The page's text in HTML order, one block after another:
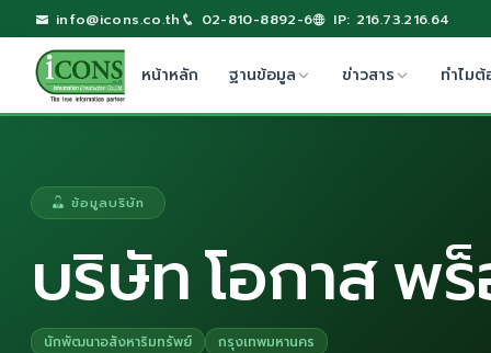
info@icons.co.th 02-810-8892-6 IP: 216.73.216.64
หน้าหลัก ฐานข้อมูล ข่าวสาร ทำไมต้
ข้อมูลบริษัท
บริษัท โอกาส พ
นักพัฒนาอสังหาริมทรัพย์ กรุงเทพมหานคร